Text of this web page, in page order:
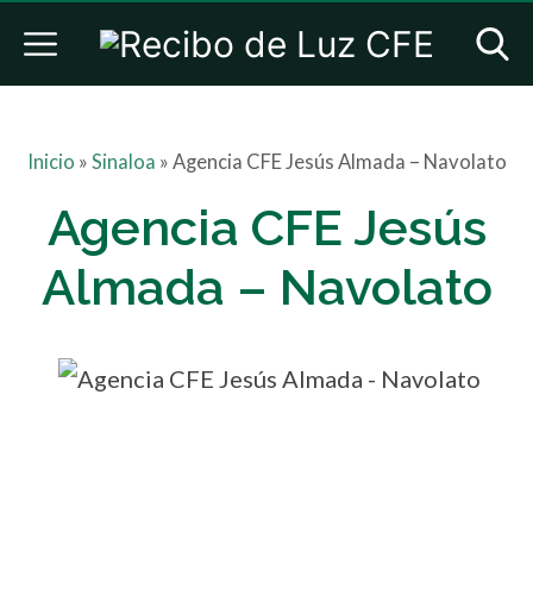
Inicio » Sinaloa » Agencia CFE Jesús Almada – Navolato
Agencia CFE Jesús
Almada – Navolato